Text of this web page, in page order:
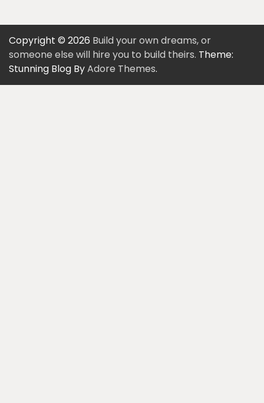
Copyright © 2026 Build your own dreams, or
someone else will hire you to build theirs. Theme:
Stunning Blog ByAdore Themes.